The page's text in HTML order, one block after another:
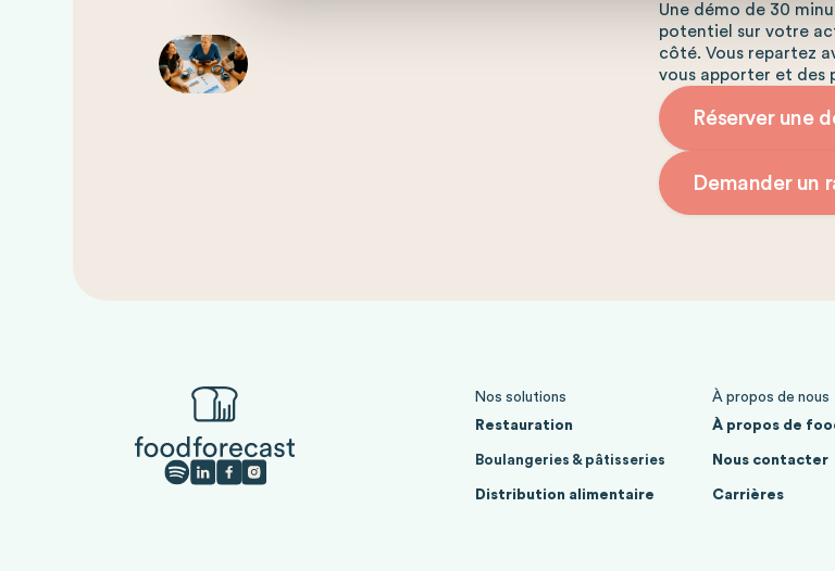
Une démo de 30
potentiel sur votre
côté. Vous repartez
vous apporter et des
Réserver une
Demander un
Nos solutions
Restauration
Boulangeries & pâtisseries
Distribution alimentaire
À propos de nous
À propos de
Nous contacter
Carrières